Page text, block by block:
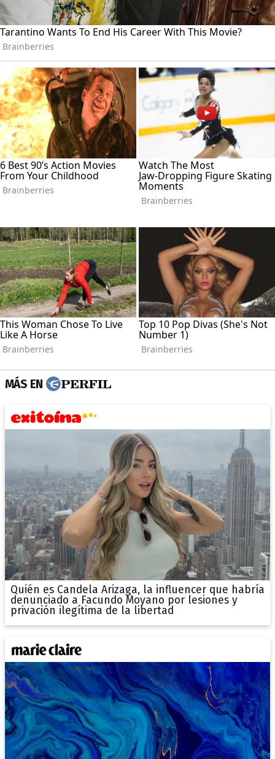
MÁS EN
Quién es Candela Arizaga, la influencer que habría
denunciado a Facundo Moyano por lesiones y
privación ilegítima de la libertad